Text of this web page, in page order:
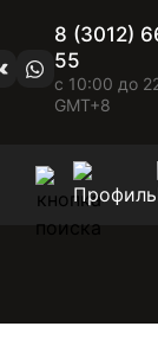
8 (3012)
55
с 10:00 до
GMT+8